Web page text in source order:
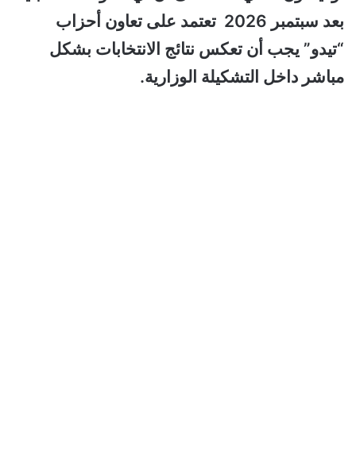
بعد سبتمبر 2026 تعتمد على تعاون أحزاب
“تيدو” يجب أن تعكس نتائج الانتخابات بشكل
مباشر داخل التشكيلة الوزارية.